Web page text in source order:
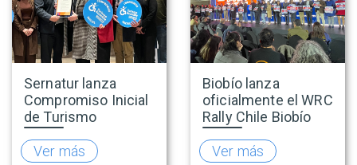
Sernatur lanza
Compromiso Inicial
de Turismo
Accesible para
promover una
Ver más
Biobío lanza
oficialmente el WRC
Rally Chile Biobío
2026 con 141
empresas
Ver más